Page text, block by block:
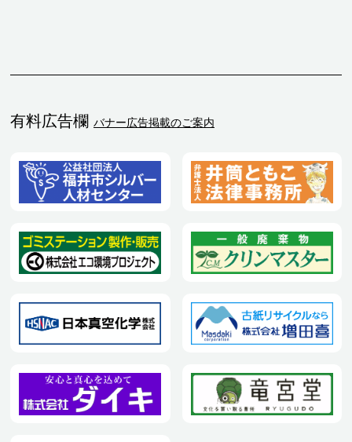
有料広告欄 バナー広告掲載のご案内